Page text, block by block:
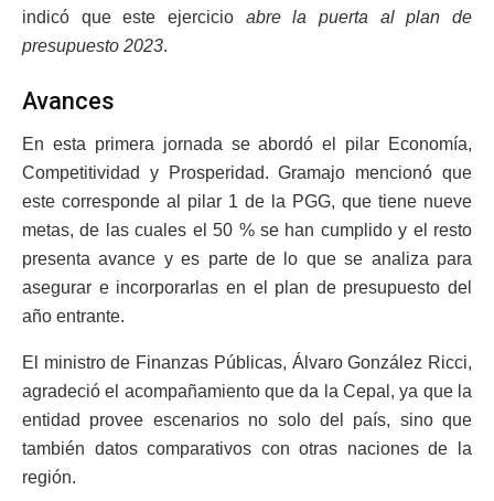
indicó que este ejercicio abre la puerta al plan de
presupuesto 2023.
Avances
En esta primera jornada se abordó el pilar Economía,
Competitividad y Prosperidad. Gramajo mencionó que
este corresponde al pilar 1 de la PGG, que tiene nueve
metas, de las cuales el 50 % se han cumplido y el resto
presenta avance y es parte de lo que se analiza para
asegurar e incorporarlas en el plan de presupuesto del
año entrante.
El ministro de Finanzas Públicas, Álvaro González Ricci,
agradeció el acompañamiento que da la Cepal, ya que la
entidad provee escenarios no solo del país, sino que
también datos comparativos con otras naciones de la
región.